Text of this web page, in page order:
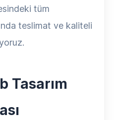
tüm
teslimat ve kaliteli
Tasarım